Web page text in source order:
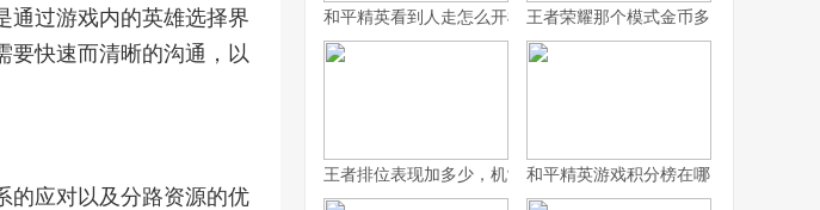
通过游戏内的英雄选择界
要快速而清晰的沟通，以
的应对以及分路资源的优
和平精英看到人走怎么开枪，冷静瞄准与节奏掌控的艺术，副标题
王者荣耀那个模式金币多，揭秘高效积
王者排位表现加多少，机制解析与实战心得和平精英游戏积分榜在哪，探寻竞技之